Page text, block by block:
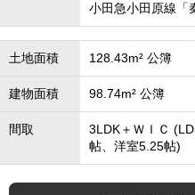
小田急小田原線「
土地面積 128.43m² 公簿
建物面積 98.74m² 公簿
間取
3LDK＋ＷＩＣ
帖、洋室5.25帖)